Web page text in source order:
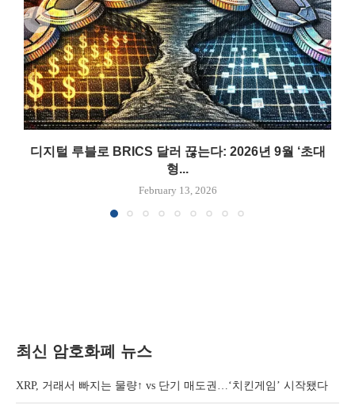
디지털 루블로 BRICS 달러 끊는다: 2026년 9월 ‘초대
형...
February 13, 2026
최신 암호화폐 뉴스
XRP, 거래서 빠지는 물량↑ vs 단기 매도권…‘치킨게임’ 시작됐다